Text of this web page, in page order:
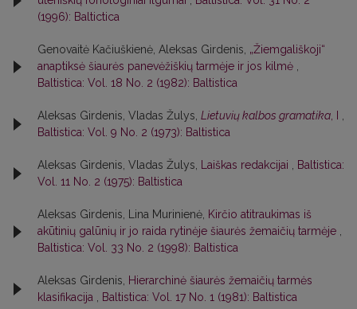
(1996): Baltictica
Genovaitė Kačiuškienė, Aleksas Girdenis, „Žiemgališkoji“
anaptiksė šiaurės panevėžiškių tarmėje ir jos kilmė ,
Baltistica: Vol. 18 No. 2 (1982): Baltistica
Aleksas Girdenis, Vladas Žulys, Lietuvių kalbos gramatika, I ,
Baltistica: Vol. 9 No. 2 (1973): Baltistica
Aleksas Girdenis, Vladas Žulys, Laiškas redakcijai , Baltistica:
Vol. 11 No. 2 (1975): Baltistica
Aleksas Girdenis, Lina Murinienė, Kirčio atitraukimas iš
akūtinių galūnių ir jo raida rytinėje šiaurės žemaičių tarmėje ,
Baltistica: Vol. 33 No. 2 (1998): Baltistica
Aleksas Girdenis, Hierarchinė šiaurės žemaičių tarmės
klasifikacija , Baltistica: Vol. 17 No. 1 (1981): Baltistica